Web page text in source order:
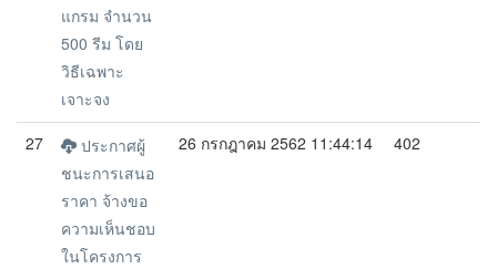
แกรม จำนวน
500 รีม โดย
วิธีเฉพาะ
เจาะจง
27
ประกาศผู้
ชนะการเสนอ
ราคา จ้างขอ
ความเห็นชอบ
ในโครงการ
26 กรกฎาคม 2562 11:44:14 402